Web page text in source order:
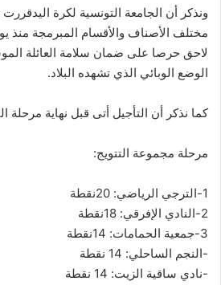
ونذكر أن الجامعة التونسية لكرة
لاحق حرصا على ضمان سلامة العائلة
الوضع الوبائي الذي تشهده البلاد.
كما نذكر أن التأجيل أتى قبل نهاية مرحلة التتويج
مرحلة مجموعة التتويج:
1-الترجي الرياضي: 20نقطة
2-النادي الإفرقي: 18نقطة
3-جمعية الحمامات: 14نقطة
-النجم الساحلي: 14 نقطة
-نادي ساقية الزيت: 14 نقطة